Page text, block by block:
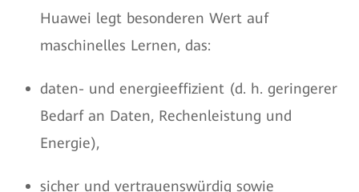
Huawei legt besonderen Wert auf
maschinelles Lernen, das:
daten- und energieeffizient (d. h. geringerer
Bedarf an Daten, Rechenleistung und
Energie),
sicher und vertrauenswürdig sowie